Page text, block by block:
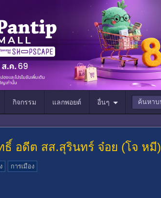
กิจกรรม แลกพอยต์ อื่นๆ
ธิ์ อดีต สส.สุรินทร์ จ๋อย (โจ หมี)
การเมือง